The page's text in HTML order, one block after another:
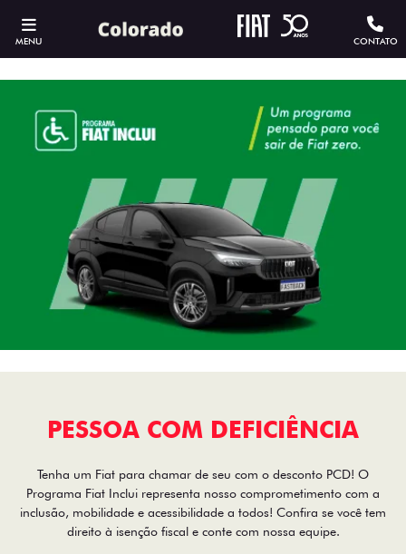
MENU CONTATO
PESSOA COM DEFICIÊNCIA
Tenha um Fiat para chamar de seu com o desconto PCD! O
Programa Fiat Inclui representa nosso comprometimento com a
inclusão, mobilidade e acessibilidade a todos! Confira se você tem
direito à isenção fiscal e conte com nossa equipe.